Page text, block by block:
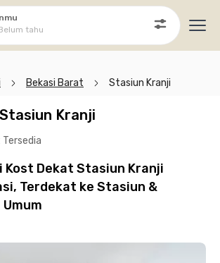
tahu
Bekasi Barat Stasiun Kranji
Kranji
Tersedia
Kost Dekat Stasiun Kranji
Terdekat ke Stasiun &